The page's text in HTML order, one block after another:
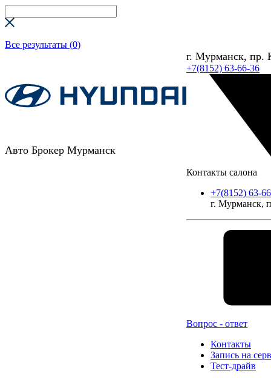
Все результаты (0)
Авто Брокер Мурманск
г. Мурманск, пр.
+7(8152) 63-66-36
Контакты салона
+7(8152) 63-
г. Мурманск,
Вопрос - ответ
Контакты
Запись на
Тест-драйв